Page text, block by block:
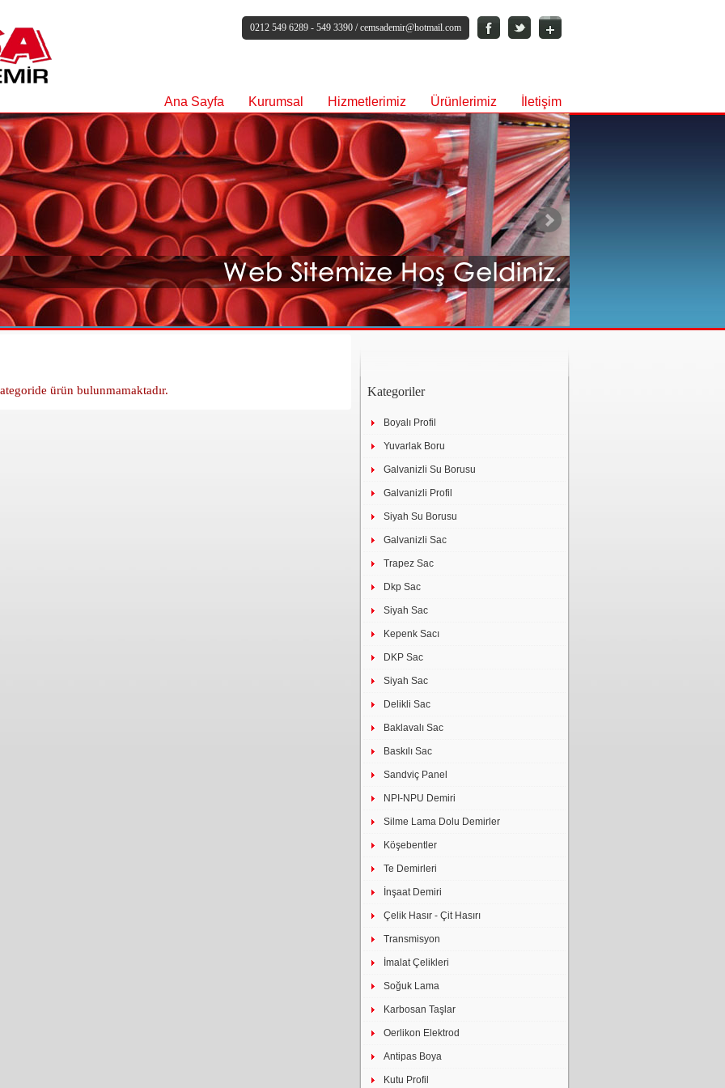
0212 549 6289 - 549 3390 /cemsademir@hotmail.com
Ana Sayfa Kurumsal Hizmetlerimiz Ürünlerimiz İletişim
ürün bulunmamaktadır. Kategoriler
Boyalı Profil
Yuvarlak Boru
Galvanizli Su Borusu
Galvanizli Profil
Siyah Su Borusu
Galvanizli Sac
Trapez Sac
Dkp Sac
Siyah Sac
Kepenk Sacı
DKP Sac
Siyah Sac
Delikli Sac
Baklavalı Sac
Baskılı Sac
Sandviç Panel
NPI-NPU Demiri
Silme Lama Dolu Demirler
Köşebentler
Te Demirleri
İnşaat Demiri
Çelik Hasır - Çit Hasırı
Transmisyon
İmalat Çelikleri
Soğuk Lama
Karbosan Taşlar
Oerlikon Elektrod
Antipas Boya
Kutu Profil